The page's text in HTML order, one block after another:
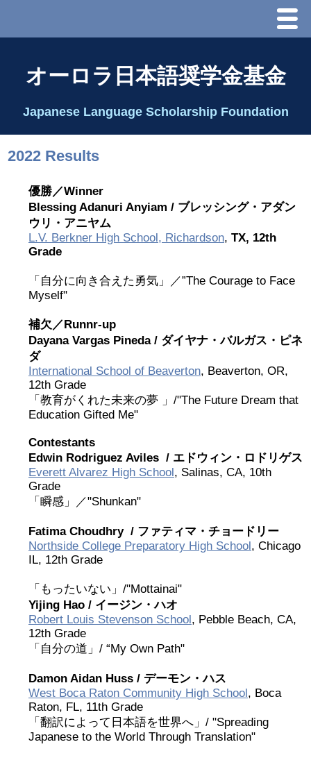
Menu
理事長代行あいさつ
2026 Schedule & Programs
スピーチコンテスト
Speech Contest Information 2024
2026 出場高校生
2024 Results
2023 Results
2022 Results
2021 Results
2019 Winner
2019 Results
2018 Winners
2017 Winners
2016 Winners
2015 Winners
オーロラ日本語奨学金基金
Japanese Language Scholarship Foundation
2022 Results
優勝／Winner
Blessing Adanuri Anyiam / ブレッシング・アダン
ウリ・アニヤム
L.V. Berkner High School, Richardson, TX, 12th
Grade
「自分に向き合えた勇気」／”The Courage to Face
Myself"
補欠／Runnr-up
Dayana Vargas Pineda / ダイヤナ・バルガス・ピネ
ダ
International School of Beaverton, Beaverton, OR,
12th Grade
「教育がくれた未来の夢 」/"The Future Dream that
Education Gifted Me"
Contestants
Edwin Rodriguez Aviles / エドウィン・ロドリゲス
Everett Alvarez High School, Salinas, CA, 10th
Grade
「瞬感」／"Shunkan"
Fatima Choudhry / ファティマ・チョードリー
Northside College Preparatory High School, Chicago
IL, 12th Grade
「もったいない」/"Mottainai"
Yijing Hao / イージン・ハオ
Robert Louis Stevenson School, Pebble Beach, CA,
12th Grade
「自分の道」/ “My Own Path"
Damon Aidan Huss / デーモン・ハス
West Boca Raton Community High School, Boca
Raton, FL, 11th Grade
「翻訳によって日本語を世界へ」/ "Spreading
Japanese to the World Through Translation"